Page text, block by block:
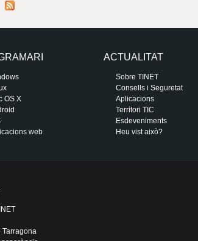
OS X
web
ACTUALITAT
Sobre TINET
Consells i Seguretat
Aplicacions
Territori TIC
Esdeveniments
Heu vist això?
Tarragona